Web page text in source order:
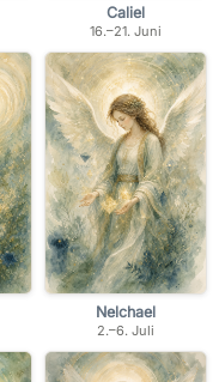
Caliel
16.–21. Juni
Nelchael
2.–6. Juli